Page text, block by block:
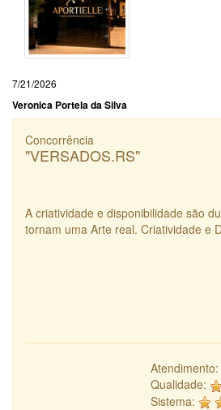
7/21/2026
Veronica Portela da Silva
Concorrência
"VERSADOS.RS"
A criatividade e disponibilidade são
tornam uma Arte real. Criatividade e
Atendimento:
Qualidade:
Sistema: